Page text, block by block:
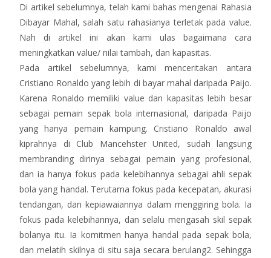
Di artikel sebelumnya, telah kami bahas mengenai Rahasia
Dibayar Mahal, salah satu rahasianya terletak pada value.
Nah di artikel ini akan kami ulas bagaimana cara
meningkatkan value/ nilai tambah, dan kapasitas.
Pada artikel sebelumnya, kami menceritakan antara
Cristiano Ronaldo yang lebih di bayar mahal daripada Paijo.
Karena Ronaldo memiliki value dan kapasitas lebih besar
sebagai pemain sepak bola internasional, daripada Paijo
yang hanya pemain kampung. Cristiano Ronaldo awal
kiprahnya di Club Mancehster United, sudah langsung
membranding dirinya sebagai pemain yang profesional,
dan ia hanya fokus pada kelebihannya sebagai ahli sepak
bola yang handal. Terutama fokus pada kecepatan, akurasi
tendangan, dan kepiawaiannya dalam menggiring bola. Ia
fokus pada kelebihannya, dan selalu mengasah skil sepak
bolanya itu. Ia komitmen hanya handal pada sepak bola,
dan melatih skilnya di situ saja secara berulang2. Sehingga